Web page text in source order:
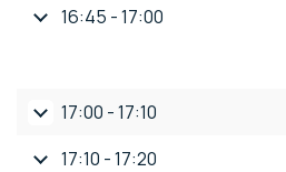
16:45 - 17:00
17:00 - 17:10
17:10 - 17:20